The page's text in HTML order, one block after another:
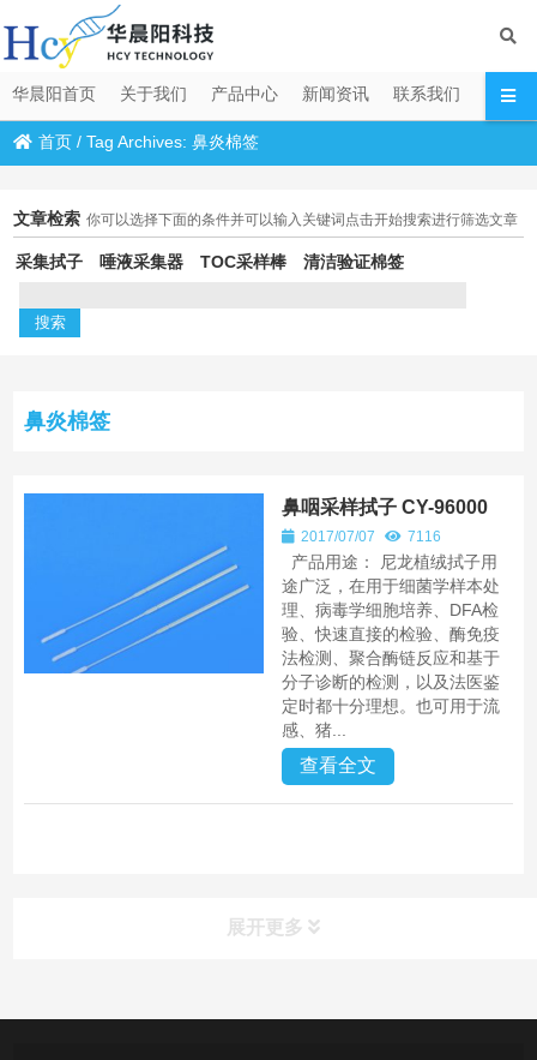
华晨阳首页 关于我们 产品中心 新闻资讯 联系我们
首页 /Tag Archives: 鼻炎棉签
文章检索 你可以选择下面的条件并可以输入关键词点击开始搜索进行筛选文章
采集拭子 唾液采集器 TOC采样棒 清洁验证棉签
鼻炎棉签
鼻咽采样拭子 CY-96000
2017/07/07 7116
产品用途： 尼龙植绒拭子用
途广泛，在用于细菌学样本处
理、病毒学细胞培养、DFA检
验、快速直接的检验、酶免疫
法检测、聚合酶链反应和基于
分子诊断的检测，以及法医鉴
定时都十分理想。也可用于流
感、猪...
查看全文
展开更多
产品中心